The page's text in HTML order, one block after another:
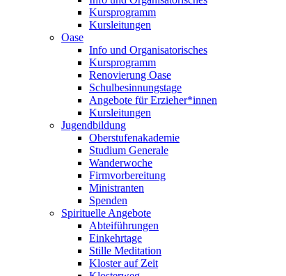
Kursprogramm
Kursleitungen
Oase
Info und Organisatorisches
Kursprogramm
Renovierung Oase
Schulbesinnungstage
Angebote für Erzieher*innen
Kursleitungen
Jugendbildung
Oberstufenakademie
Studium Generale
Wanderwoche
Firmvorbereitung
Ministranten
Spenden
Spirituelle Angebote
Abteiführungen
Einkehrtage
Stille Meditation
Kloster auf Zeit